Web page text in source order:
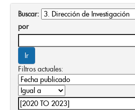
Buscar:
por
Filtros actuales: